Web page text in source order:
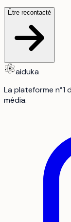
Être recontacté
aiduka
La plateforme n°1
média.